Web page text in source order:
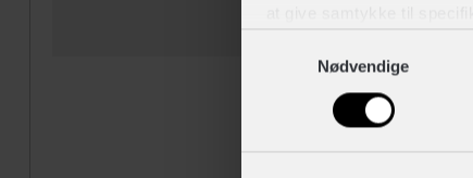
Du kan til enhver tid
Nødvendige